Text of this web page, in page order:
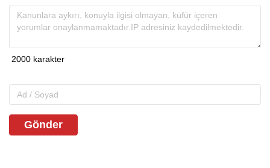
Gönder